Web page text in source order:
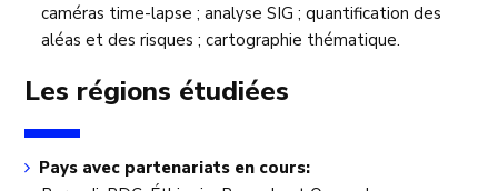
caméras time-lapse ; analyse SIG ; quantification des
aléas et des risques ; cartographie thématique.
Les régions étudiées
Pays avec partenariats en cours: